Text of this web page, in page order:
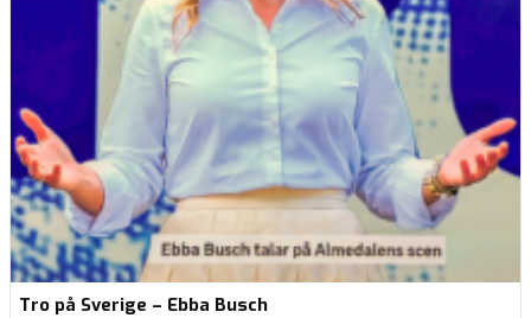
Tro på Sverige – Ebba Busch